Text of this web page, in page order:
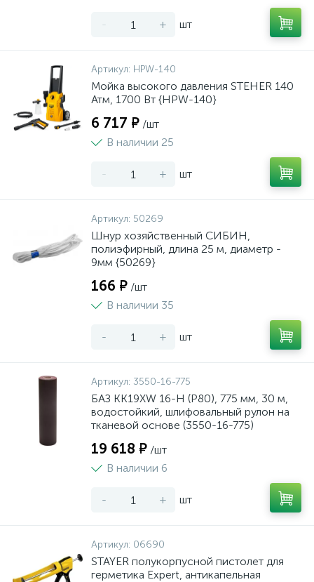
- + шт
Артикул: HPW-140
Мойка высокого давления STEHER 140
Атм, 1700 Вт {HPW-140}
6 717 ₽ /шт
В наличии 25
- + шт
Артикул: 50269
Шнур хозяйственный СИБИН,
полиэфирный, длина 25 м, диаметр -
9мм {50269}
166 ₽ /шт
В наличии 35
- + шт
Артикул: 3550-16-775
БАЗ KK19XW 16-H (Р80), 775 мм, 30 м,
водостойкий, шлифовальный рулон на
тканевой основе (3550-16-775)
19 618 ₽ /шт
В наличии 6
- + шт
Артикул: 06690
STAYER полукорпусной пистолет для
герметика Expert, антикапельная